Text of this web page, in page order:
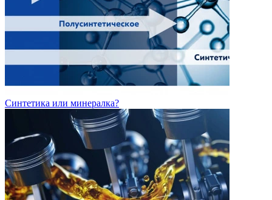
Синтетика или минералка?